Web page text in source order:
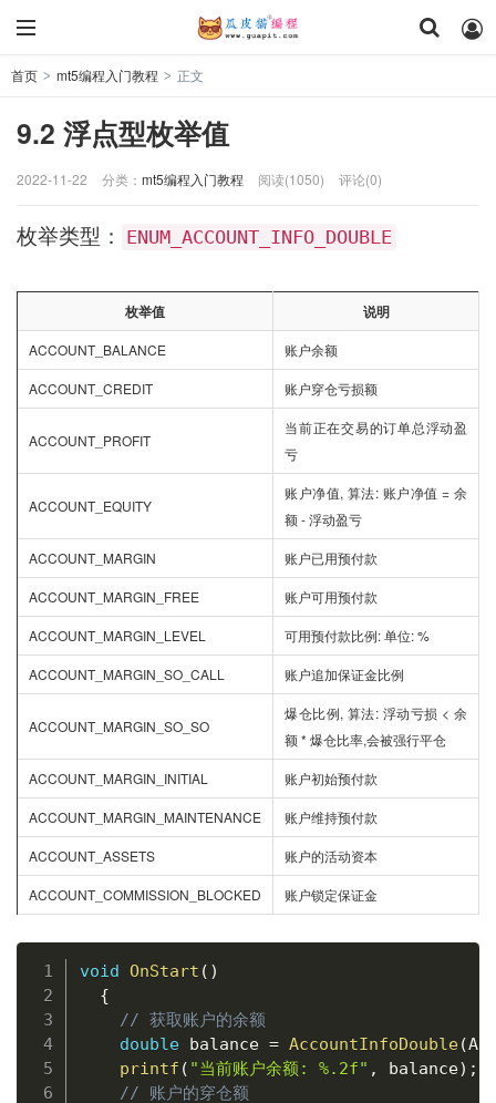
首页 > mt5编程入门教程 > 正文
9.2 浮点型枚举值
2022-11-22 分类： mt5编程入门教程 阅读(1050) 评论(0)
枚举类型： ENUM_ACCOUNT_INFO_DOUBLE
枚举值 说明
ACCOUNT_BALANCE 账户余额
ACCOUNT_CREDIT 账户穿仓亏损额
ACCOUNT_PROFIT
当前正在交易的订单总浮动盈
亏
ACCOUNT_EQUITY
账户净值, 算法: 账户净值 = 余
额 - 浮动盈亏
ACCOUNT_MARGIN 账户已用预付款
ACCOUNT_MARGIN_FREE 账户可用预付款
ACCOUNT_MARGIN_LEVEL 可用预付款比例: 单位: %
ACCOUNT_MARGIN_SO_CALL 账户追加保证金比例
ACCOUNT_MARGIN_SO_SO
爆仓比例, 算法: 浮动亏损 < 余
额 * 爆仓比率,会被强行平仓
ACCOUNT_MARGIN_INITIAL 账户初始预付款
ACCOUNT_MARGIN_MAINTENANCE 账户维持预付款
ACCOUNT_ASSETS 账户的活动资本
ACCOUNT_COMMISSION_BLOCKED 账户锁定保证金
void OnStart ( )
{
// 获取账户的余额
double balance = AccountInfoDouble(
printf ( "当前账户余额: %.2f" , balance) ;
// 账户的穿仓额